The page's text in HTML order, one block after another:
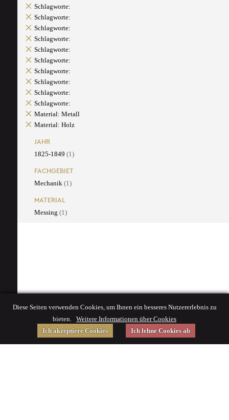
Schlagworte:
Schlagworte:
Schlagworte:
Schlagworte:
Schlagworte:
Schlagworte:
Schlagworte:
Schlagworte:
Schlagworte:
Schlagworte:
Material: Metall
Material: Holz
JAHR
1825-1849 (1)
FACHGEBIET
Mechanik (1)
MATERIAL
Messing (1)
Diese Seiten verwenden Cookies, um Ihnen ein besseres Nutzererlebnis zu
bieten. Weitere Informationen über Cookies
Ich akzeptiere Cookies
Ich lehne Cookies ab